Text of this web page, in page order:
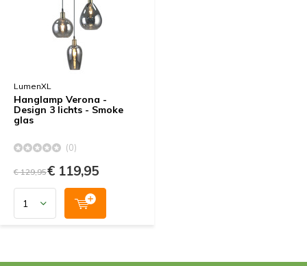
LumenXL
Hanglamp Verona -
Design 3 lichts - Smoke
glas
(0)
€ 129,95€ 119,95